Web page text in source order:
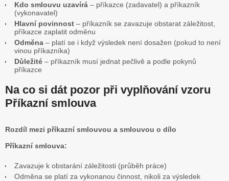
Kdo smlouvu uzavírá – příkazce (zadavatel) a příkazník
(vykonavatel)
Hlavní povinnost – příkazník se zavazuje obstarat záležitost,
příkazce zaplatit odměnu
Odměna – platí se i když výsledek není dosažen (pokud to není
vinou příkazníka)
Důležité – příkazník musí jednat pečlivě a podle pokynů
příkazce
Na co si dát pozor při vyplňování vzoru
Příkazní smlouva
Rozdíl mezi příkazní smlouvou a smlouvou o dílo
Příkazní smlouva:
Zavazuje k obstarání záležitosti (průběh práce)
Odměna se platí za vykonanou činnost, nikoli za výsledek